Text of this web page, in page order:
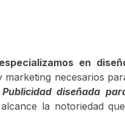
en
marketing necesarios
Publicidad diseñada
la notoriedad